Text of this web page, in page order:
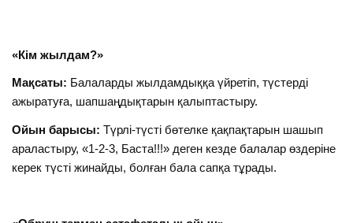
«Кім жылдам?»
Мақсаты: Балаларды жылдамдыққа үйретіп, түстерді
ажыратуға, шапшаңдықтарын қалыптастыру.
Ойын барысы:Түрлі-түсті бөтелке қақпақтарын шашып
араластыру, «1-2-3, Баста!!!» деген кезде балалар өздеріне
керек түсті жинайды, болған бала сапқа тұрады.